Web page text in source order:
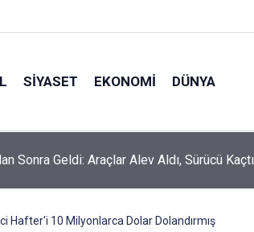
SIYASET EKONOMI DÜNYA
Sonra Geldi: Araçlar Alev Aldı, Sürücü Kaçtı
Hafter'i 10 Milyonlarca Dolar Dolandırmış